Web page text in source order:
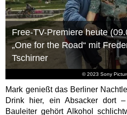
© 2023 Sony
Free-TV-Premiere heute
„One for the Road“ mit
Tschirner
Mark genießt das Berliner
Drink hier, ein Absacker dort
Bauleiter gehört Alkohol